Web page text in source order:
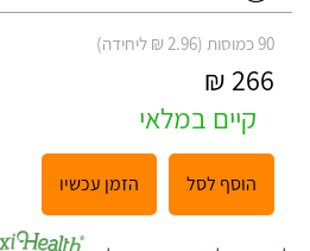
90 כמוסות (2.96 ₪ ליחידה)
266 ₪
קיים במלאי
הוסף לסל הזמן עכשיו